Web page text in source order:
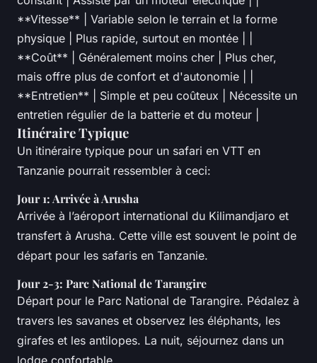
**Vitesse** | Variable selon le terrain et la forme
physique | Plus rapide, surtout en montée | |
**Coût** | Généralement moins cher | Plus cher,
mais offre plus de confort et d'autonomie | |
**Entretien** | Simple et peu coûteux | Nécessite un
entretien régulier de la batterie et du moteur |
Itinéraire Typique
Un itinéraire typique pour un safari en VTT en
Tanzanie pourrait ressembler à ceci:
Jour 1: Arrivée à Arusha
Arrivée à l’aéroport international du Kilimandjaro et
transfert à Arusha. Cette ville est souvent le point de
départ pour les safaris en Tanzanie.
Jour 2-3: Parc National de Tarangire
Départ pour le Parc National de Tarangire. Pédalez à
travers les savanes et observez les éléphants, les
girafes et les antilopes. La nuit, séjournez dans un